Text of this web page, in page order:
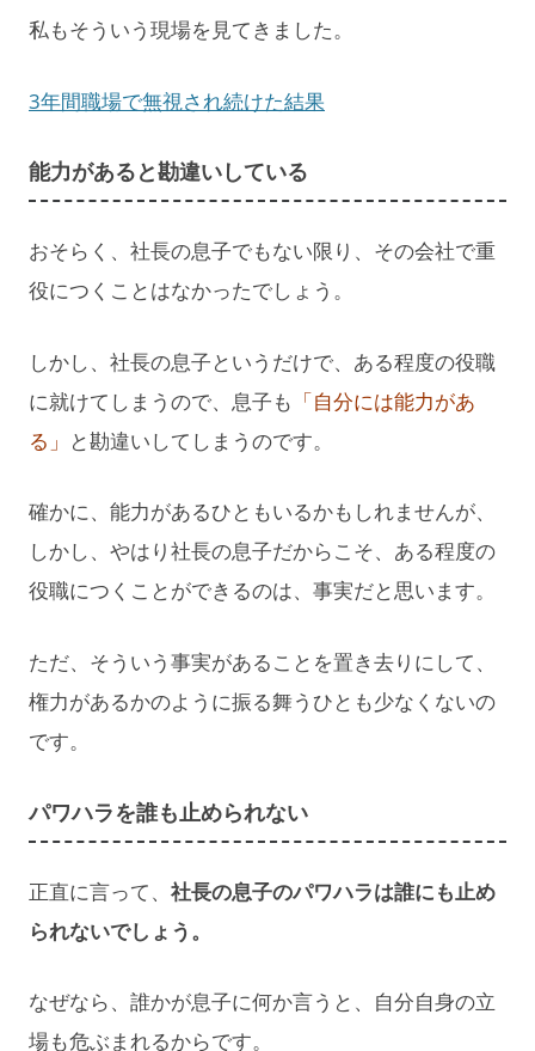
私もそういう現場を見てきました。
3年間職場で無視され続けた結果
能力があると勘違いしている
おそらく、社長の息子でもない限り、その会社で重
役につくことはなかったでしょう。
しかし、社長の息子というだけで、ある程度の役職
に就けてしまうので、息子も 「自分には能力があ
る」 と勘違いしてしまうのです。
確かに、能力があるひともいるかもしれませんが、
しかし、やはり社長の息子だからこそ、ある程度の
役職につくことができるのは、事実だと思います。
ただ、そういう事実があることを置き去りにして、
権力があるかのように振る舞うひとも少なくないの
です。
パワハラを誰も止められない
正直に言って、 社長の息子のパワハラは誰にも止め
られないでしょう。
なぜなら、誰かが息子に何か言うと、自分自身の立
場も危ぶまれるからです。